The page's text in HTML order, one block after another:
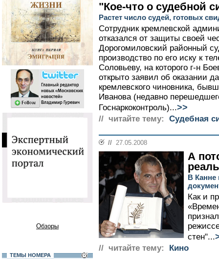
Обзоры
ТЕМЫ НОМЕРА
"Кое-что о судебной
Растет число судей, готовых
Сотрудник кремлевской
отказался от защиты своей
Дорогомиловский районный
производство по его иску к
Соловьеву, на которого г-н
открыто заявил об оказании
кремлевского чиновника,
Иванова (недавно
Госнаркоконтроль)...>>
// читайте тему: Судебная
// 27.05.2008
А
В Канне
Как и
стен"...
// читайте тему: Кино